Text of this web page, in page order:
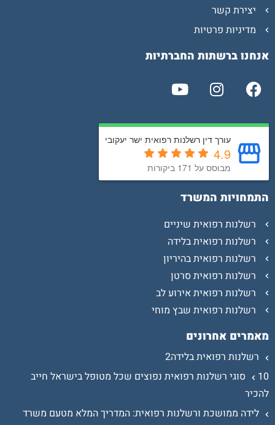
יצירת קשר
מדיניות פרטיות
אנחנו ברשתות החברתיות
עורך דין רשלנות רפואית ישר יעקובי
4.9
מבוסס על 171 ביקורות
התמחויות המשרד
רשלנות רפואית שיניים
רשלנות רפואית בלידה
רשלנות רפואית בהיריון
רשלנות רפואית סרטן
רשלנות רפואית אירוע לב
רשלנות רפואית שבץ מוחי
מאמרים אחרונים
רשלנות רפואית בלידה2
10 סוגי רשלנות רפואית נפוצים שכל מטופל בישראל חייב
להכיר
לידה ממושכת ורשלנות רפואית: המדריך המלא מטעם משרד